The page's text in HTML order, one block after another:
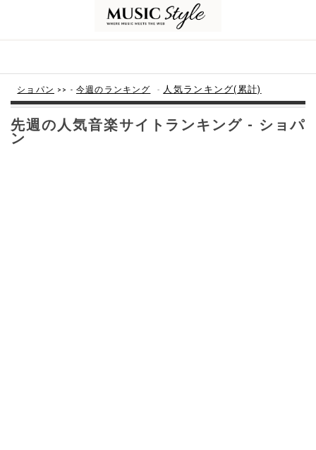
ショパン >> -今週のランキング - 人気ランキング(累計)
先週の人気音楽サイトランキング - ショパ
ン